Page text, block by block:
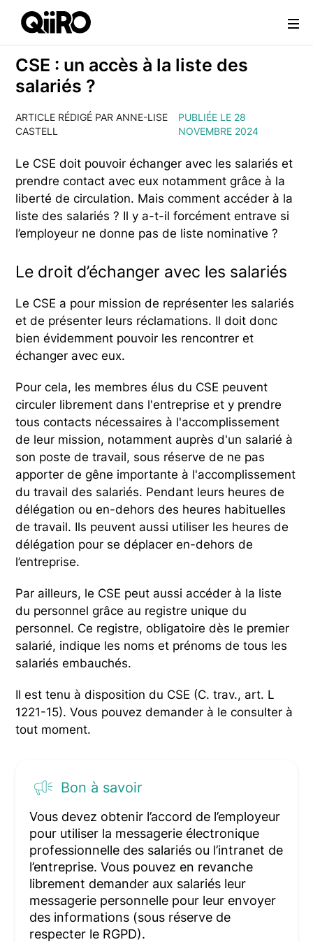
Webflow Homepage
CSE : un accès à la liste des
salariés ?
ARTICLE RÉDIGÉ PAR ANNE-LISE
CASTELL
PUBLIÉE LE 28
NOVEMBRE 2024
Le CSE doit pouvoir échanger avec les salariés et
prendre contact avec eux notamment grâce à la
liberté de circulation. Mais comment accéder à la
liste des salariés ? Il y a-t-il forcément entrave si
l’employeur ne donne pas de liste nominative ?
Le droit d’échanger avec les salariés
Le CSE a pour mission de représenter les salariés
et de présenter leurs réclamations. Il doit donc
bien évidemment pouvoir les rencontrer et
échanger avec eux.
Pour cela, les membres élus du CSE peuvent
circuler librement dans l'entreprise et y prendre
tous contacts nécessaires à l'accomplissement
de leur mission, notamment auprès d'un salarié à
son poste de travail, sous réserve de ne pas
apporter de gêne importante à l'accomplissement
du travail des salariés. Pendant leurs heures de
délégation ou en-dehors des heures habituelles
de travail. Ils peuvent aussi utiliser les heures de
délégation pour se déplacer en-dehors de
l’entreprise.
Par ailleurs, le CSE peut aussi accéder à la liste
du personnel grâce au registre unique du
personnel. Ce registre, obligatoire dès le premier
salarié, indique les noms et prénoms de tous les
salariés embauchés.
Il est tenu à disposition du CSE (C. trav., art. L
1221-15). Vous pouvez demander à le consulter à
tout moment.
Bon à savoir
Vous devez obtenir l’accord de l’employeur
pour utiliser la messagerie électronique
professionnelle des salariés ou l’intranet de
l’entreprise. Vous pouvez en revanche
librement demander aux salariés leur
messagerie personnelle pour leur envoyer
des informations (sous réserve de
respecter le RGPD).